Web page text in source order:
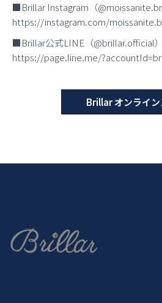
■Brillar Instagram（
https://instagram.com/
■Brillar公式LINE（@brillar.official
https://page.line.me/
Brillar オンライン